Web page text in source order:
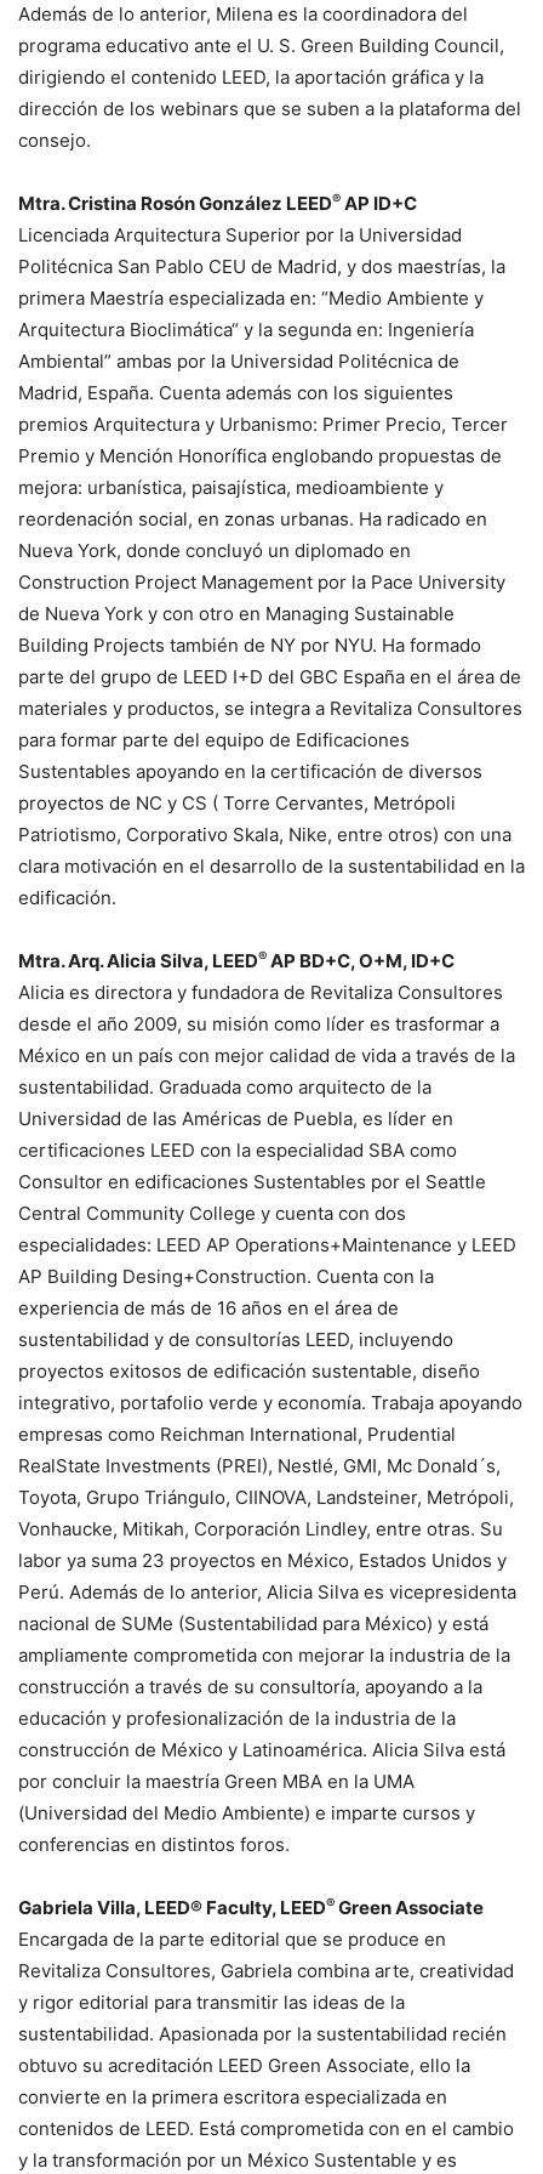
Además de lo anterior, Milena es la coordinadora del
programa educativo ante el U. S. Green Building Council,
dirigiendo el contenido LEED, la aportación gráfica y la
dirección de los webinars que se suben a la plataforma del
consejo.
Mtra. Cristina Rosón González LEED® AP ID+C
Licenciada Arquitectura Superior por la Universidad
Politécnica San Pablo CEU de Madrid, y dos maestrías, la
primera Maestría especializada en: “Medio Ambiente y
Arquitectura Bioclimática“ y la segunda en: Ingeniería
Ambiental” ambas por la Universidad Politécnica de
Madrid, España. Cuenta además con los siguientes
premios Arquitectura y Urbanismo: Primer Precio, Tercer
Premio y Mención Honorífica englobando propuestas de
mejora: urbanística, paisajística, medioambiente y
reordenación social, en zonas urbanas. Ha radicado en
Nueva York, donde concluyó un diplomado en
Construction Project Management por la Pace University
de Nueva York y con otro en Managing Sustainable
Building Projects también de NY por NYU. Ha formado
parte del grupo de LEED I+D del GBC España en el área de
materiales y productos, se integra a Revitaliza Consultores
para formar parte del equipo de Edificaciones
Sustentables apoyando en la certificación de diversos
proyectos de NC y CS ( Torre Cervantes, Metrópoli
Patriotismo, Corporativo Skala, Nike, entre otros) con una
clara motivación en el desarrollo de la sustentabilidad en la
edificación.
Mtra. Arq. Alicia Silva, LEED® AP BD+C, O+M, ID+C
Alicia es directora y fundadora de Revitaliza Consultores
desde el año 2009, su misión como líder es trasformar a
México en un país con mejor calidad de vida a través de la
sustentabilidad. Graduada como arquitecto de la
Universidad de las Américas de Puebla, es líder en
certificaciones LEED con la especialidad SBA como
Consultor en edificaciones Sustentables por el Seattle
Central Community College y cuenta con dos
especialidades: LEED AP Operations+Maintenance y LEED
AP Building Desing+Construction. Cuenta con la
experiencia de más de 16 años en el área de
sustentabilidad y de consultorías LEED, incluyendo
proyectos exitosos de edificación sustentable, diseño
integrativo, portafolio verde y economía. Trabaja apoyando
empresas como Reichman International, Prudential
RealState Investments (PREI), Nestlé, GMI, Mc Donald´s,
Toyota, Grupo Triángulo, CIINOVA, Landsteiner, Metrópoli,
Vonhaucke, Mitikah, Corporación Lindley, entre otras. Su
labor ya suma 23 proyectos en México, Estados Unidos y
Perú. Además de lo anterior, Alicia Silva es vicepresidenta
nacional de SUMe (Sustentabilidad para México) y está
ampliamente comprometida con mejorar la industria de la
construcción a través de su consultoría, apoyando a la
educación y profesionalización de la industria de la
construcción de México y Latinoamérica. Alicia Silva está
por concluir la maestría Green MBA en la UMA
(Universidad del Medio Ambiente) e imparte cursos y
conferencias en distintos foros.
Gabriela Villa, LEED® Faculty, LEED® Green Associate
Encargada de la parte editorial que se produce en
Revitaliza Consultores, Gabriela combina arte, creatividad
y rigor editorial para transmitir las ideas de la
sustentabilidad. Apasionada por la sustentabilidad recién
obtuvo su acreditación LEED Green Associate, ello la
convierte en la primera escritora especializada en
contenidos de LEED. Está comprometida con en el cambio
y la transformación por un México Sustentable y es